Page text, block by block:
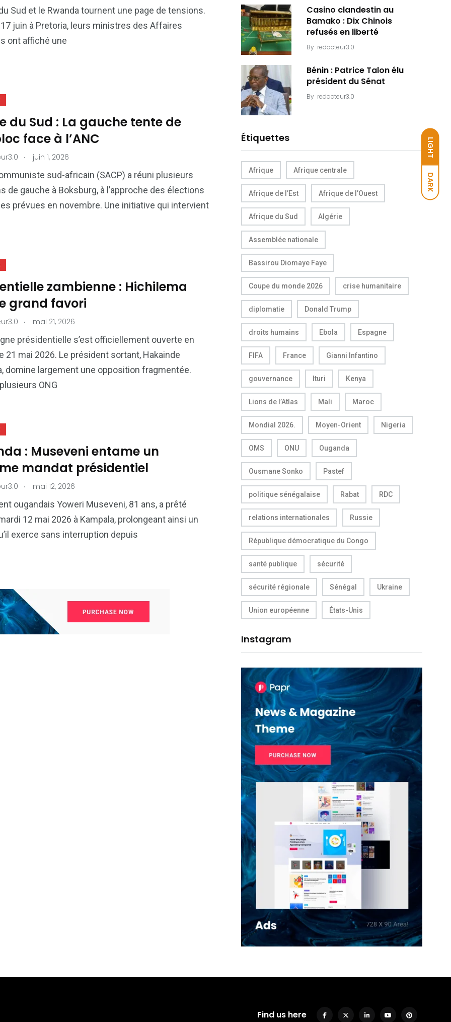
LIGHT
DARK
Sud et le Rwanda tournent une page de tensions.
juin à Pretoria, leurs ministres des Affaires
ont affiché une
du Sud : La gauche tente de
face à l’ANC
. juin 1, 2026
sud-africain (SACP) a réuni plusieurs
de gauche à Boksburg, à l’approche des élections
prévues en novembre. Une initiative qui intervient
zambienne : Hichilema
grand favori
. mai 21, 2026
présidentielle s’est officiellement ouverte en
21 mai 2026. Le président sortant, Hakainde
domine largement une opposition fragmentée.
ONG
: Museveni entame un
mandat présidentiel
. mai 12, 2026
ougandais Yoweri Museveni, 81 ans, a prêté
12 mai 2026 à Kampala, prolongeant ainsi un
exerce sans interruption depuis
Casino clandestin au
Bamako : Dix Chinois
refusés en liberté
By redacteur3.0
Bénin : Patrice Talon élu
président du Sénat
By redacteur3.0
Étiquettes
Afrique Afrique centrale
Afrique de l’Est Afrique de l’Ouest
Afrique du Sud Algérie
Assemblée nationale
Bassirou Diomaye Faye
Coupe du monde 2026 crise humanitaire
diplomatie Donald Trump
droits humains Ebola Espagne
FIFA France Gianni Infantino
gouvernance Ituri Kenya
Lions de l’Atlas Mali Maroc
Mondial 2026. Moyen-Orient Nigeria
OMS ONU Ouganda
Ousmane Sonko Pastef
politique sénégalaise Rabat RDC
relations internationales Russie
République démocratique du Congo
santé publique sécurité
sécurité régionale Sénégal Ukraine
Union européenne États-Unis
Instagram
Find us here